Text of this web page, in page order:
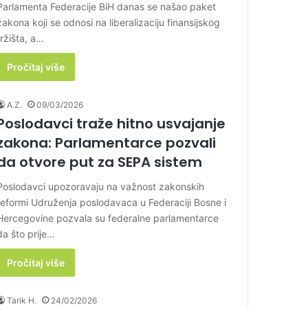
Federacije BiH danas se našao paket
koji se odnosi na liberalizaciju finansijskog
a…
Pročitaj više
A.Z. 09/03/2026
traže hitno usvajanje
Parlamentarce pozvali
otvore put za SEPA sistem
upozoravaju na važnost zakonskih
Udruženja poslodavaca u Federaciji Bosne i
pozvala su federalne parlamentarce
što prije…
Pročitaj više
Tarik H. 24/02/2026